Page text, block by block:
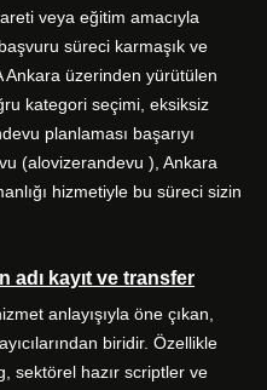
veya eğitim amacıyla
süreci karmaşık ve
Ankara üzerinden yürütülen
kategori seçimi, eksiksiz
planlaması başarıyı
(alovizerandevu ), Ankara
hizmetiyle bu süreci sizin
adı kayıt ve transfer
anlayışıyla öne çıkan,
biridir. Özellikle
sektörel hazır scriptler ve